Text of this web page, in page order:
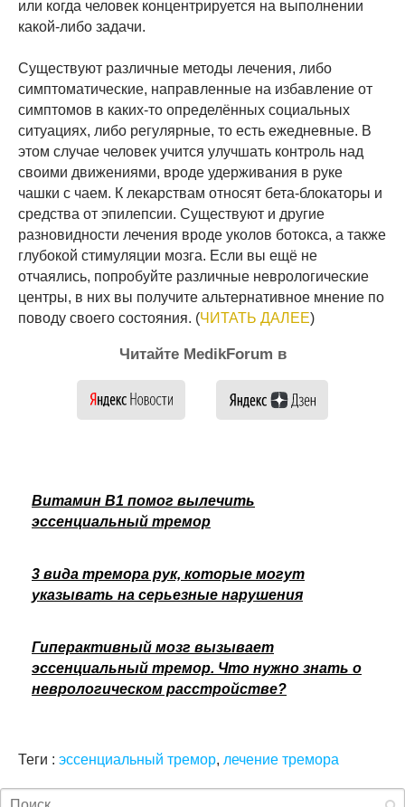
или когда человек концентрируется на выполнении
какой-либо задачи.
Существуют различные методы лечения, либо
симптоматические, направленные на избавление от
симптомов в каких-то определённых социальных
ситуациях, либо регулярные, то есть ежедневные. В
этом случае человек учится улучшать контроль над
своими движениями, вроде удерживания в руке
чашки с чаем. К лекарствам относят бета-блокаторы и
средства от эпилепсии. Существуют и другие
разновидности лечения вроде уколов ботокса, а также
глубокой стимуляции мозга. Если вы ещё не
отчаялись, попробуйте различные неврологические
центры, в них вы получите альтернативное мнение по
поводу своего состояния. (ЧИТАТЬ ДАЛЕЕ)
Читайте MedikForum в
Витамин В1 помог вылечить
эссенциальный тремор
3 вида тремора рук, которые могут
указывать на серьезные нарушения
Гиперактивный мозг вызывает
эссенциальный тремор. Что нужно знать о
неврологическом расстройстве?
Теги : эссенциальный тремор, лечение тремора